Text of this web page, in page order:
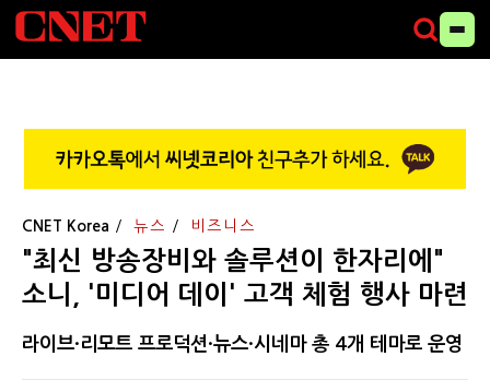
CNET Korea 뉴스 비즈니스
"최신 방송장비와 솔루션이 한자리에"
소니, '미디어 데이' 고객 체험 행사 마련
라이브·리모트 프로덕션·뉴스·시네마 총 4개 테마로 운영